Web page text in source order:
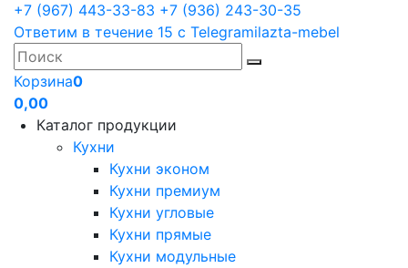
+7 (967) 443-33-83 +7 (936) 243-30-35
Ответим в течение 15 с Telegramilazta-mebel
Корзина0
0,00
Каталог продукции
Кухни
Кухни эконом
Кухни премиум
Кухни угловые
Кухни прямые
Кухни модульные